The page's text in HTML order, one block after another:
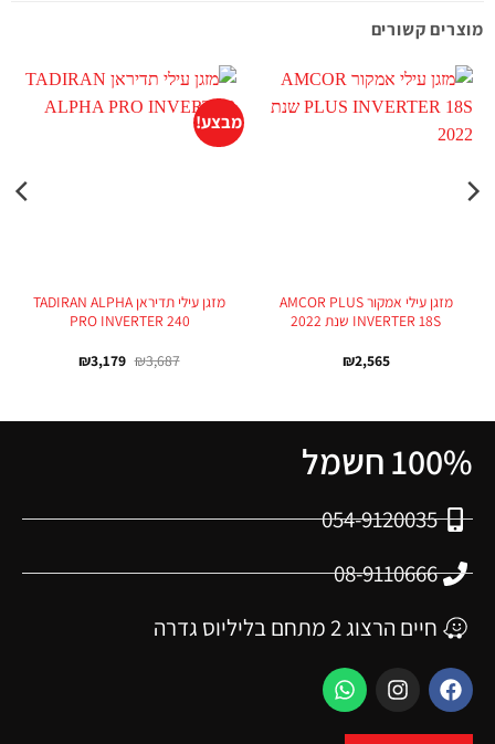
מוצרים קשורים
מזגן עילי אמקור AMCOR PLUS
INVERTER 18S שנת 2022
₪2,565
מבצע!
מזגן עילי תדיראן TADIRAN ALPHA
PRO INVERTER 240
₪3,687
₪3,179
100% חשמל
054-9120035
08-9110666
חיים הרצוג 2 מתחם בליליוס גדרה